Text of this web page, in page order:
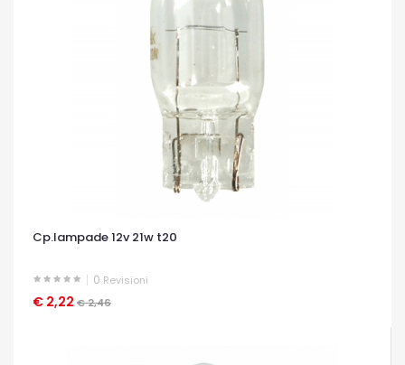
Cp.lampade 12v 21w t20
0 Revisioni
€ 2,22 € 2,46
OCCHIATA VELOCE